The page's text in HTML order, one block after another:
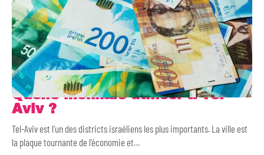
Quelle monnaie utiliser à Tel-
Aviv ?
Tel-Aviv est l’un des districts israéliens les plus importants. La ville est
la plaque tournante de l’économie et…